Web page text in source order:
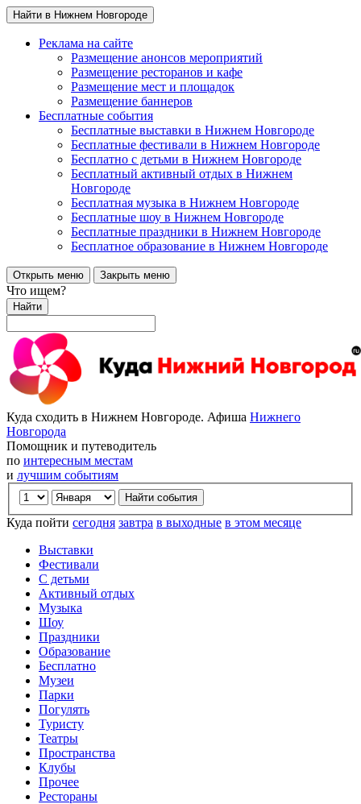
Найти в Нижнем Новгороде
Реклама на сайте
Размещение анонсов мероприятий
Размещение ресторанов и кафе
Размещение мест и площадок
Размещение баннеров
Бесплатные события
Бесплатные выставки в Нижнем Новгороде
Бесплатные фестивали в Нижнем Новгороде
Бесплатно с детьми в Нижнем Новгороде
Бесплатный активный отдых в Нижнем
Новгороде
Бесплатная музыка в Нижнем Новгороде
Бесплатные шоу в Нижнем Новгороде
Бесплатные праздники в Нижнем Новгороде
Бесплатное образование в Нижнем Новгороде
Открыть меню Закрыть меню
Что ищем?
Найти
Куда сходить в Нижнем Новгороде. Афиша Нижнего
Новгорода
Помощник и путеводитель
по интересным местам
и лучшим событиям
Куда пойти сегодня завтра в выходные в этом месяце
Выставки
Фестивали
С детьми
Активный отдых
Музыка
Шоу
Праздники
Образование
Бесплатно
Музеи
Парки
Погулять
Туристу
Театры
Пространства
Клубы
Прочее
Рестораны